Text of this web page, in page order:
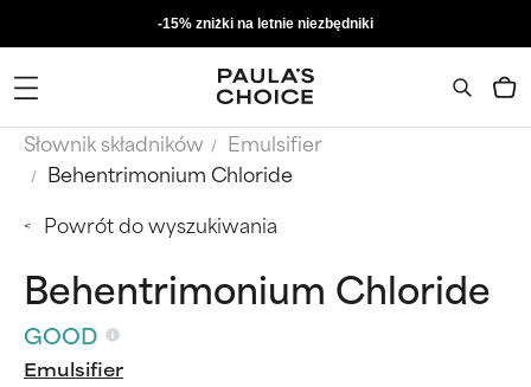
-15% zniżki na letnie niezbędniki
Słownik składników
Emulsifier
Behentrimonium Chloride
Powrót do wyszukiwania
Behentrimonium Chloride
GOOD
Emulsifier